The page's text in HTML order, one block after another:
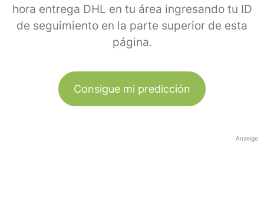
hora entrega DHL en tu área ingresando tu ID
de seguimiento en la parte superior de esta
página.
Consigue mi predicción
Anzeige